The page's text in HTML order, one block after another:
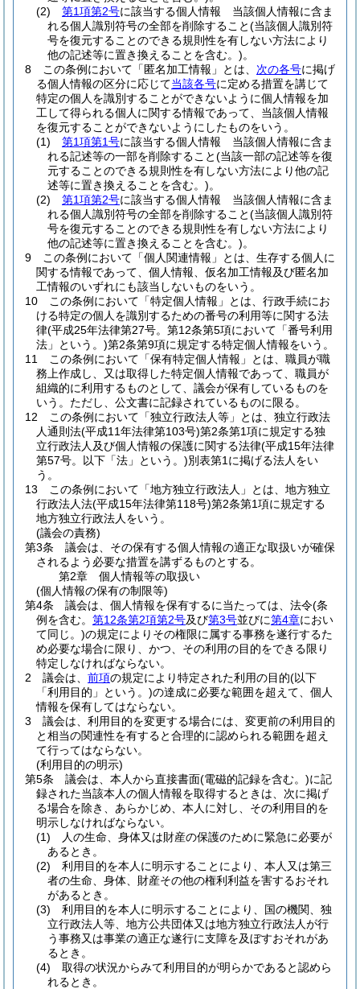
(2)
第1項第2号に該当する個人情報 当該個人情報に含ま
れる個人識別符号の全部を削除すること(当該個人識別符
号を復元することのできる規則性を有しない方法により
他の記述等に置き換えることを含む。)。
8
この条例において「匿名加工情報」とは、 次の各号に掲げ
る個人情報の区分に応じて当該各号に定める措置を講じて
特定の個人を識別することができないように個人情報を加
工して得られる個人に関する情報であって、当該個人情報
を復元することができないようにしたものをいう。
(1)
第1項第1号に該当する個人情報 当該個人情報に含ま
れる記述等の一部を削除すること(当該一部の記述等を復
元することのできる規則性を有しない方法により他の記
述等に置き換えることを含む。)。
(2)
第1項第2号に該当する個人情報 当該個人情報に含ま
れる個人識別符号の全部を削除すること(当該個人識別符
号を復元することのできる規則性を有しない方法により
他の記述等に置き換えることを含む。)。
9
この条例において「個人関連情報」とは、生存する個人に
関する情報であって、個人情報、仮名加工情報及び匿名加
工情報のいずれにも該当しないものをいう。
10
この条例において「特定個人情報」とは、行政手続にお
ける特定の個人を識別するための番号の利用等に関する法
律(平成25年法律第27号。第12条第5項において「番号利用
法」という。)第2条第9項に規定する特定個人情報をいう。
11
この条例において「保有特定個人情報」とは、職員が職
務上作成し、又は取得した特定個人情報であって、職員が
組織的に利用するものとして、議会が保有しているものを
いう。 ただし、公文書に記録されているものに限る。
12
この条例において「独立行政法人等」とは、独立行政法
人通則法(平成11年法律第103号)第2条第1項に規定する独
立行政法人及び個人情報の保護に関する法律(平成15年法律
第57号。以下「法」という。)別表第1に掲げる法人をい
う。
13
この条例において「地方独立行政法人」とは、地方独立
行政法人法(平成15年法律第118号)第2条第1項に規定する
地方独立行政法人をいう。
(議会の責務)
第3条
議会は、その保有する個人情報の適正な取扱いが確保
されるよう必要な措置を講ずるものとする。
第2章
個人情報等の取扱い
(個人情報の保有の制限等)
第4条
議会は、個人情報を保有するに当たっては、法令(条
例を含む。 第12条第2項第2号及び第3号並びに第4章におい
て同じ。)の規定によりその権限に属する事務を遂行するた
め必要な場合に限り、かつ、その利用の目的をできる限り
特定しなければならない。
2
議会は、 前項の規定により特定された利用の目的(以下
「利用目的」という。)の達成に必要な範囲を超えて、個人
情報を保有してはならない。
3
議会は、利用目的を変更する場合には、変更前の利用目的
と相当の関連性を有すると合理的に認められる範囲を超え
て行ってはならない。
(利用目的の明示)
第5条
議会は、本人から直接書面(電磁的記録を含む。)に記
録された当該本人の個人情報を取得するときは、次に掲げ
る場合を除き、あらかじめ、本人に対し、その利用目的を
明示しなければならない。
(1)
人の生命、身体又は財産の保護のために緊急に必要が
あるとき。
(2)
利用目的を本人に明示することにより、本人又は第三
者の生命、身体、財産その他の権利利益を害するおそれ
があるとき。
(3)
利用目的を本人に明示することにより、国の機関、独
立行政法人等、地方公共団体又は地方独立行政法人が行
う事務又は事業の適正な遂行に支障を及ぼすおそれがあ
るとき。
(4)
取得の状況からみて利用目的が明らかであると認めら
れるとき。